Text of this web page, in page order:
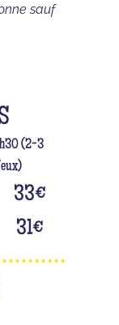
sauf
(2-3
33€
31€